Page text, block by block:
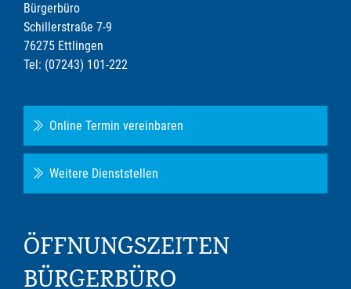
Bürgerbüro
Schillerstraße 7-9
76275 Ettlingen
Tel: (07243) 101-222
Online Termin vereinbaren
Weitere Dienststellen
ÖFFNUNGSZEITEN